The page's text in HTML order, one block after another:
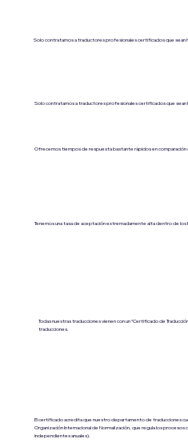
Solo contratamos a traductores profesionales certificados que sean
Solo contratamos a traductores profesionales certificados que sean
Ofrecemos tiempos de respuesta bastante rápidos en comparación
Tenemos una tasa de aceptación extremadamente alta dentro de los
Todas nuestras traducciones vienen con un “Certificado de
traducciones.
El certificado acredita que nuestro departamento de traducciones
Organización Internacional de Normalización, que regula los
independientes anuales).